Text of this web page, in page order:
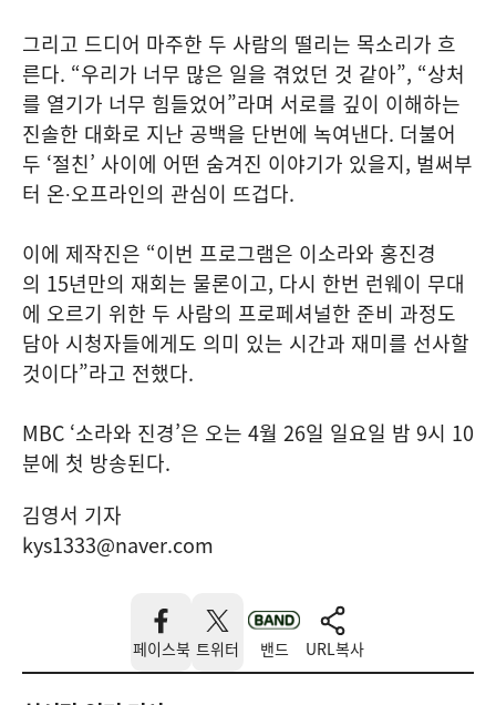
그리고 드디어 마주한 두 사람의 떨리는 목소리가 흐
른다. “우리가 너무 많은 일을 겪었던 것 같아”, “상처
를 열기가 너무 힘들었어”라며 서로를 깊이 이해하는
진솔한 대화로 지난 공백을 단번에 녹여낸다. 더불어
두 ‘절친’ 사이에 어떤 숨겨진 이야기가 있을지, 벌써부
터 온∙오프라인의 관심이 뜨겁다.
이에 제작진은 “이번 프로그램은 이소라와 홍진경
의 15년만의 재회는 물론이고, 다시 한번 런웨이 무대
에 오르기 위한 두 사람의 프로페셔널한 준비 과정도
담아 시청자들에게도 의미 있는 시간과 재미를 선사할
것이다”라고 전했다.
MBC ‘소라와 진경’은 오는 4월 26일 일요일 밤 9시 10
분에 첫 방송된다.
김영서 기자
kys1333@naver.com
페이스북 트위터 밴드 URL복사